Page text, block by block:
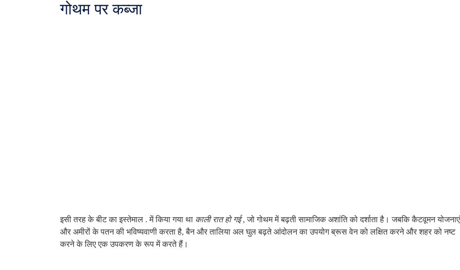
गोथम पर कब्जा
इसी तरह के बीट का इस्तेमाल . में किया गया था काली रात हो गई, जो गोथम में बढ़ती सामाजिक अशांति को दर्शाता है। जबकि कैटवूमन
और अमीरों के पतन की भविष्यवाणी करता है, बैन और तालिया अल घुल बढ़ते आंदोलन का उपयोग ब्रूस वेन को लक्षित करने और शहर को नष्ट
करने के लिए एक उपकरण के रूप में करते हैं।